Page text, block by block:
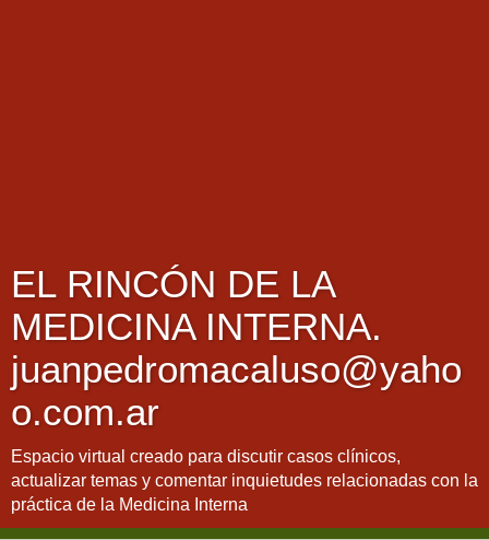
EL RINCÓN DE LA
MEDICINA INTERNA.
juanpedromacaluso@yaho
o.com.ar
Espacio virtual creado para discutir casos clínicos,
actualizar temas y comentar inquietudes relacionadas con la
práctica de la Medicina Interna